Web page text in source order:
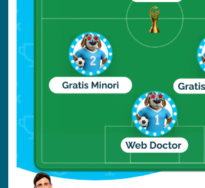
(in parte sabbiosa e
ghiaiosa), è un'altra opzione
cerca relax.
Leggi anche “
Dulcigno (Ulcinj), Montenegro:
cosa fare